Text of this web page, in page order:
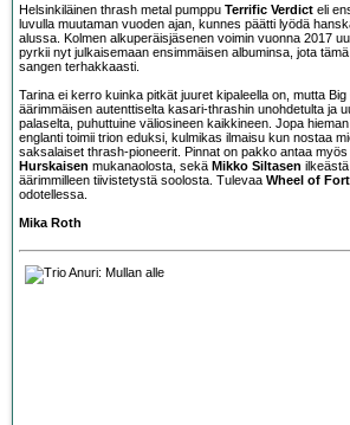
Helsinkiläinen thrash metal pumppu Terrific Verdict eli
luvulla muutaman vuoden ajan, kunnes päätti lyödä
alussa. Kolmen alkuperäisjäsenen voimin vuonna 2017
pyrkii nyt julkaisemaan ensimmäisen albuminsa, jota
sangen terhakkaasti.
Tarina ei kerro kuinka pitkät juuret kipaleella on, mutta
äärimmäisen autenttiselta kasari-thrashin unohdetulta ja
palaselta, puhuttuine väliosineen kaikkineen. Jopa
englanti toimii trion eduksi, kulmikas ilmaisu kun nostaa
saksalaiset thrash-pioneerit. Pinnat on pakko antaa
Hurskaisen mukanaolosta, sekä Mikko Siltasen
äärimmilleen tiivistetystä soolosta. Tulevaa Wheel of
odotellessa.
Mika Roth